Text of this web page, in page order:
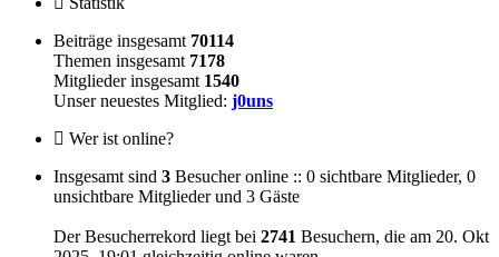
Beiträge insgesamt 70114
Themen insgesamt 7178
Mitglieder insgesamt 1540
Unser neuestes Mitglied: j0uns
Wer ist online?
Insgesamt sind 3 Besucher online :: 0 sichtbare Mitglieder, 0
unsichtbare Mitglieder und 3 Gäste
Der Besucherrekord liegt bei 2741 Besuchern, die am 20. Okt